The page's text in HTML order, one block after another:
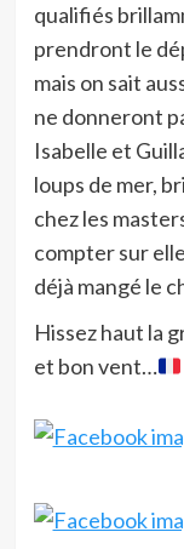
qualifiés
prendront le
mais on sait
ne donneront
Isabelle et
loups de mer,
chez les
compter sur
déjà mangé le
Hissez haut la
et bon vent…